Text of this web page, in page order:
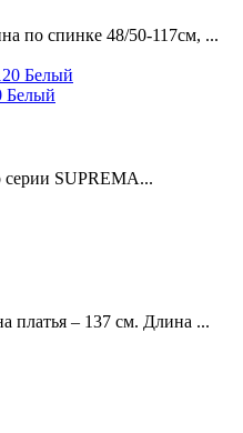
по спинке 48/50-117см, ...
Белый
серии SUPREMA...
платья – 137 см. Длина ...